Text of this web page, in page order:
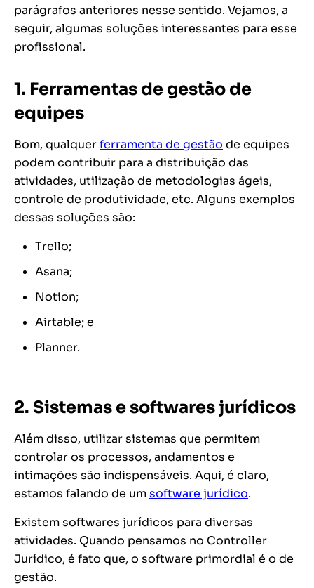
parágrafos anteriores nesse sentido. Vejamos, a
seguir, algumas soluções interessantes para esse
profissional.
1. Ferramentas de gestão de
equipes
Bom, qualquerferramenta de gestão de equipes
podem contribuir para a distribuição das
atividades, utilização de metodologias ágeis,
controle de produtividade, etc. Alguns exemplos
dessas soluções são:
Trello;
Asana;
Notion;
Airtable; e
Planner.
2. Sistemas e softwares jurídicos
Além disso, utilizar sistemas que permitem
controlar os processos, andamentos e
intimações são indispensáveis. Aqui, é claro,
estamos falando de umsoftware jurídico.
Existem softwares jurídicos para diversas
atividades. Quando pensamos no Controller
Jurídico, é fato que, o software primordial é o de
gestão.